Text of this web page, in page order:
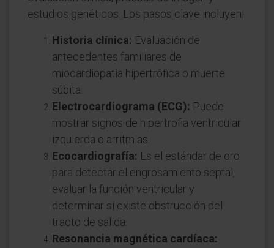
estudios genéticos. Los pasos clave incluyen:
Historia clínica: Evaluación de
antecedentes familiares de
miocardiopatía hipertrófica o muerte
súbita.
Electrocardiograma (ECG): Puede
mostrar signos de hipertrofia ventricular
izquierda o arritmias.
Ecocardiografía: Es el estándar de oro
para detectar el engrosamiento septal,
evaluar la función ventricular y
determinar si existe obstrucción del
tracto de salida.
Resonancia magnética cardíaca: